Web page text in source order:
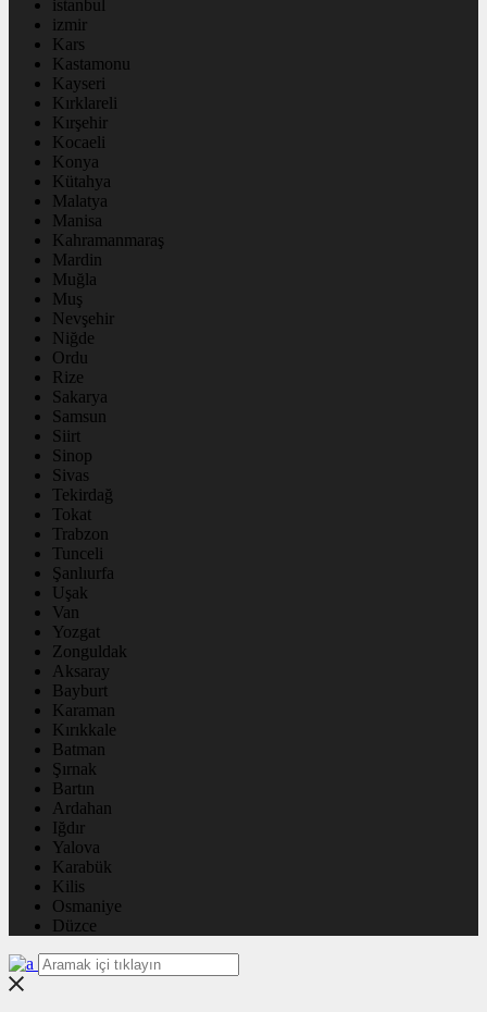
istanbul
izmir
Kars
Kastamonu
Kayseri
Kırklareli
Kırşehir
Kocaeli
Konya
Kütahya
Malatya
Manisa
Kahramanmaraş
Mardin
Muğla
Muş
Nevşehir
Niğde
Ordu
Rize
Sakarya
Samsun
Siirt
Sinop
Sivas
Tekirdağ
Tokat
Trabzon
Tunceli
Şanlıurfa
Uşak
Van
Yozgat
Zonguldak
Aksaray
Bayburt
Karaman
Kırıkkale
Batman
Şırnak
Bartın
Ardahan
Iğdır
Yalova
Karabük
Kilis
Osmaniye
Düzce